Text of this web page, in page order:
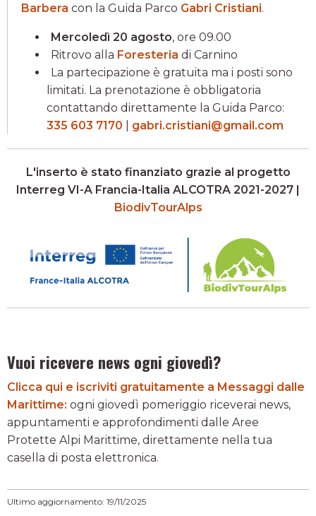
Barbera con la Guida Parco Gabri Cristiani.
Mercoledì 20 agosto, ore 09.00
Ritrovo alla Foresteria di Carnino
La partecipazione è gratuita ma i posti sono
limitati. La prenotazione è obbligatoria
contattando direttamente la Guida Parco:
335 603 7170
gabri.cristiani@gmail.com
L'inserto è stato finanziato grazie al progetto
Interreg VI-A Francia-Italia ALCOTRA 2021-2027 |
BiodivTourAlps
Vuoi ricevere news ogni giovedì?
Clicca qui e iscriviti gratuitamente a Messaggi dalle
Marittime: ogni giovedì pomeriggio riceverai news,
appuntamenti e approfondimenti dalle Aree
Protette Alpi Marittime, direttamente nella tua
casella di posta elettronica.
Ultimo aggiornamento: 19/11/2025